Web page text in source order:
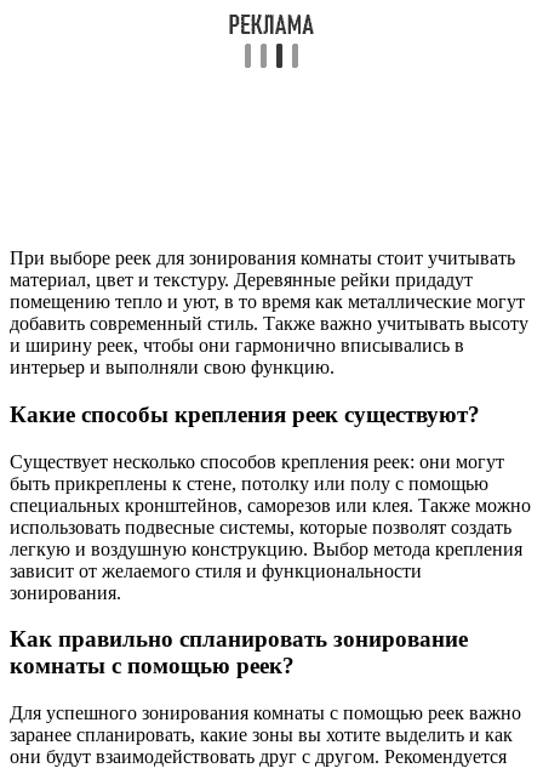
При выборе реек для зонирования комнаты стоит учитывать
материал, цвет и текстуру. Деревянные рейки придадут
помещению тепло и уют, в то время как металлические могут
добавить современный стиль. Также важно учитывать высоту
и ширину реек, чтобы они гармонично вписывались в
интерьер и выполняли свою функцию.
Какие способы крепления реек существуют?
Существует несколько способов крепления реек: они могут
быть прикреплены к стене, потолку или полу с помощью
специальных кронштейнов, саморезов или клея. Также можно
использовать подвесные системы, которые позволят создать
легкую и воздушную конструкцию. Выбор метода крепления
зависит от желаемого стиля и функциональности
зонирования.
Как правильно спланировать зонирование
комнаты с помощью реек?
Для успешного зонирования комнаты с помощью реек важно
заранее спланировать, какие зоны вы хотите выделить и как
они будут взаимодействовать друг с другом. Рекомендуется